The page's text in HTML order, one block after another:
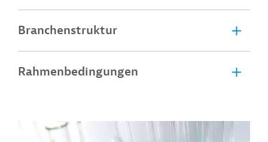
Branchenstruktur
Rahmenbedingungen